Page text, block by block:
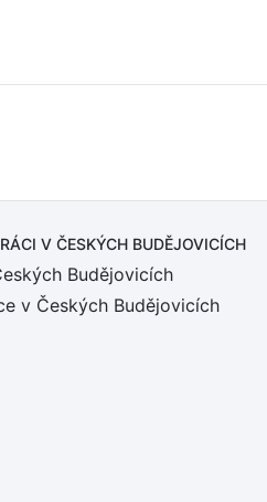
V ČESKÝCH BUDĚJOVICÍCH
Budějovicích
v Českých Budějovicích